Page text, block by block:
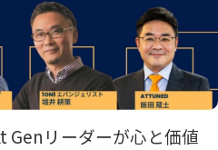
リーダーが心と価値